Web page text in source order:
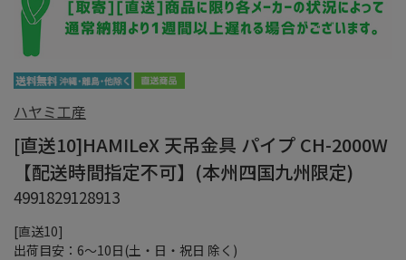
[直送10]
出荷目安：6～10日(土・日・祝日 除く)
ハヤミ工産
[直送10]HAMILeX 天吊金具 パイプ CH-2000W
【配送時間指定不可】(本州四国九州限定)
4991829128913